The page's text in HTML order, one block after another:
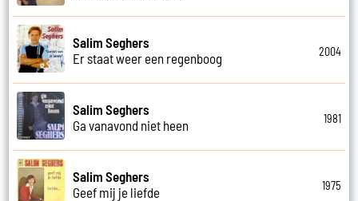
Salim Seghers
Er staat weer een regenboog
2004
Salim Seghers
Ga vanavond niet heen
1981
Salim Seghers
Geef mij je liefde
1975